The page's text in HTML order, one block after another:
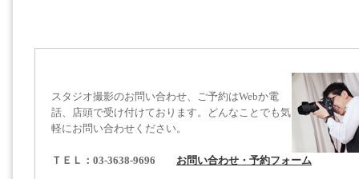
スタジオ撮影のお問い合わせ、ご予約はWebか電
話、店頭で受け付けております。どんなことでも気
軽にお問い合わせください。
ＴＥＬ：03-3638-9696 お問い合わせ・予約フォーム